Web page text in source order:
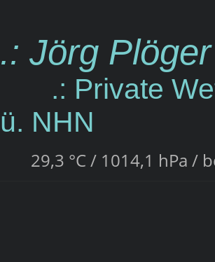
.: Jörg
.: Private
ü. NHN
29,3 °C / 1014,1 hPa /